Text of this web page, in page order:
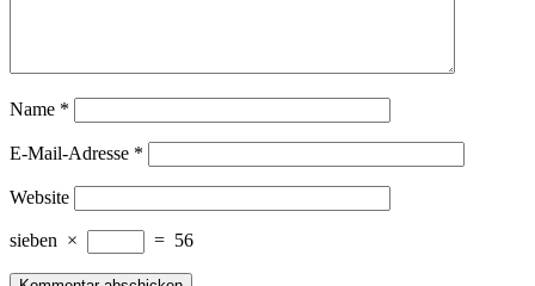
Name *
E-Mail-Adresse *
Website
sieben × = 56